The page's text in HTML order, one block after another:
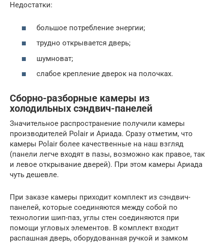
Недостатки:
большое потребление энергии;
трудно открывается дверь;
шумноват;
слабое крепление дверок на полочках.
Сборно-разборные камеры из
холодильных сэндвич-панелей
Значительное распространение получили камеры
производителей Polair и Ариада. Сразу отметим, что
камеры Polair более качественные на наш взгляд
(панели легче входят в пазы, возможно как правое, так
и левое открывание дверей). При этом камеры Ариада
чуть дешевле.
При заказе камеры приходит комплект из сэндвич-
панелей, которые соединяются между собой по
технологии шип-паз, углы стен соединяются при
помощи угловых элементов. В комплект входит
распашная дверь, оборудованная ручкой и замком